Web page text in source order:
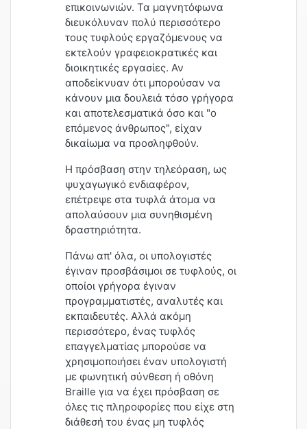
επικοινωνιών. Τα μαγνητόφωνα
διευκόλυναν πολύ περισσότερο
τους τυφλούς εργαζόμενους να
εκτελούν γραφειοκρατικές και
διοικητικές εργασίες. Αν
αποδείκνυαν ότι μπορούσαν να
κάνουν μια δουλειά τόσο γρήγορα
και αποτελεσματικά όσο και "ο
επόμενος άνθρωπος", είχαν
δικαίωμα να προσληφθούν.
Η πρόσβαση στην τηλεόραση, ως
ψυχαγωγικό ενδιαφέρον,
επέτρεψε στα τυφλά άτομα να
απολαύσουν μια συνηθισμένη
δραστηριότητα.
Πάνω απ' όλα, οι υπολογιστές
έγιναν προσβάσιμοι σε τυφλούς, οι
οποίοι γρήγορα έγιναν
προγραμματιστές, αναλυτές και
εκπαιδευτές. Αλλά ακόμη
περισσότερο, ένας τυφλός
επαγγελματίας μπορούσε να
χρησιμοποιήσει έναν υπολογιστή
με φωνητική σύνθεση ή οθόνη
Braille για να έχει πρόσβαση σε
όλες τις πληροφορίες που είχε στη
διάθεσή του ένας μη τυφλός